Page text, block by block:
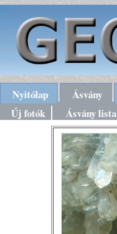
Nyitólap Ásvány
Új fotók
Ásvány lista